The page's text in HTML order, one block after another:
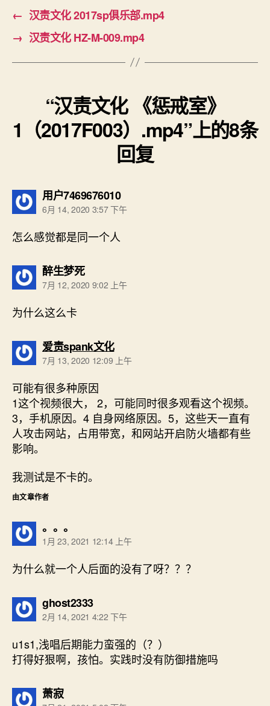
← 汉责文化 2017sp俱乐部.mp4
→ 汉责文化 HZ-M-009.mp4
“汉责文化 《惩戒室》
1（2017F003）.mp4”上的8条
回复
用户7469676010说：
6月 14, 2020 3:57 下午
怎么感觉都是同一个人
醉生梦死说：
7月 12, 2020 9:02 上午
为什么这么卡
爱责spank文化说：
7月 13, 2020 12:09 上午
可能有很多种原因
1这个视频很大， 2，可能同时很多观看这个视频。
3，手机原因。4 自身网络原因。5，这些天一直有
人攻击网站，占用带宽，和网站开启防火墙都有些
影响。
我测试是不卡的。
由文章作者
。。。
1月 23, 2021 12:14 上午
为什么就一个人后面的没有了呀？？？
ghost2333说：
2月 14, 2021 4:22 下午
u1s1,浅唱后期能力蛮强的（？）
打得好狠啊，孩怕。实践时没有防御措施吗
萧寂说：